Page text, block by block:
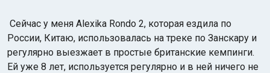
Сейчас у меня Alexika Rondo 2, которая ездила по
России, Китаю, использовалась на треке по Занскару и
регулярно выезжает в простые британские кемпинги.
Ей уже 8 лет, используется регулярно и в ней ничего не